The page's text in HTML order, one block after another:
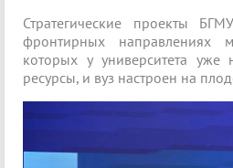
Стратегические проекты
фронтирных направлениях
которых у университета уже
ресурсы, и вуз настроен на